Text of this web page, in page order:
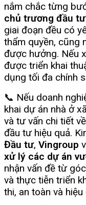
nắm chắc từng
chủ trương đầu tư
giai đoạn đều có
thẩm quyền, cũng
được hưởng. Nếu
được triển khai
dụng tối đa chính
📞 Nếu doanh
khai dự án nhà ở
và tư vấn chi tiết
đầu tư hiệu quả.
Đầu tư, Vingroup
xử lý các dự án
nhận vấn đề từ
và thực tiễn triển
thi, an toàn và